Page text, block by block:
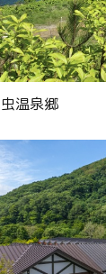
温泉郷